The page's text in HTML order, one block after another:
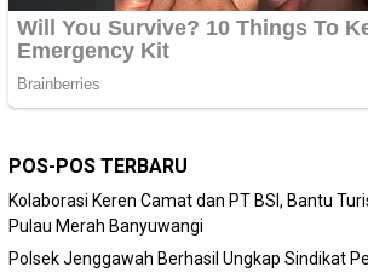
POS-POS TERBARU
Kolaborasi Keren Camat dan PT BSI, Bantu
Pulau Merah Banyuwangi
Polsek Jenggawah Berhasil Ungkap Sindikat